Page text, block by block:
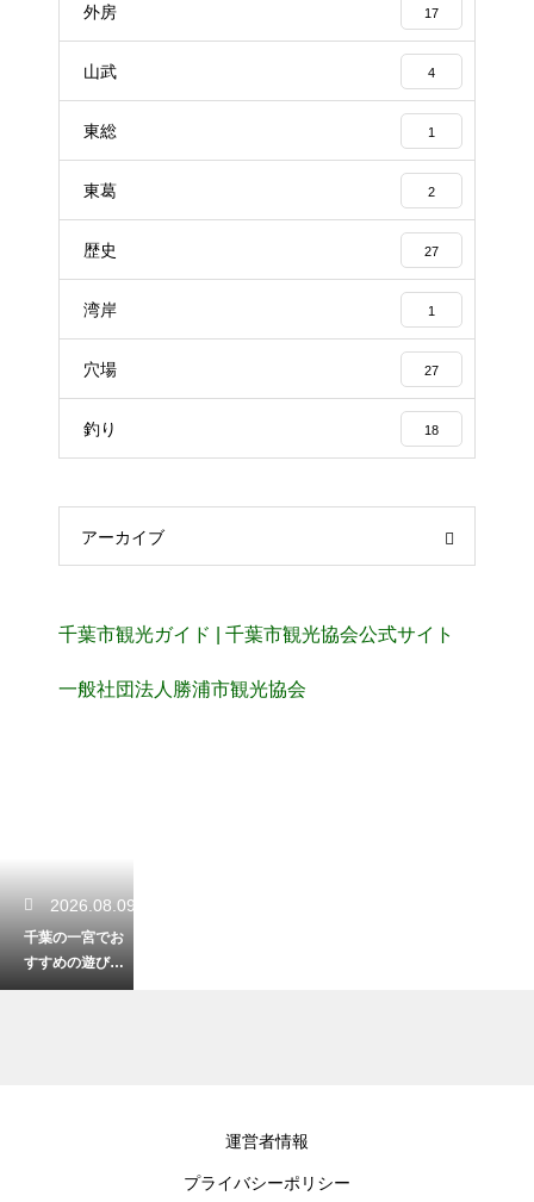
外房 17
山武 4
東総 1
東葛 2
歴史 27
湾岸 1
穴場 27
釣り 18
アーカイブ
千葉市観光ガイド | 千葉市観光協会公式サイト
一般社団法人勝浦市観光協会
2026.08.09
千葉の一宮でお
すすめの遊び
場！子供と一緒
運営者情報
プライバシーポリシー